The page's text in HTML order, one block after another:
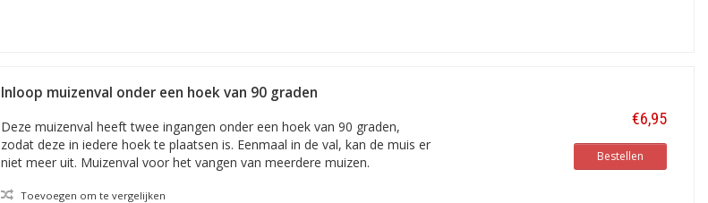
Inloop muizenval onder een hoek van 90 graden
Deze muizenval heeft twee ingangen onder een hoek van 90 graden,
zodat deze in iedere hoek te plaatsen is. Eenmaal in de val, kan de muis er
niet meer uit. Muizenval voor het vangen van meerdere muizen.
Toevoegen om te vergelijken
€6,95
Bestellen